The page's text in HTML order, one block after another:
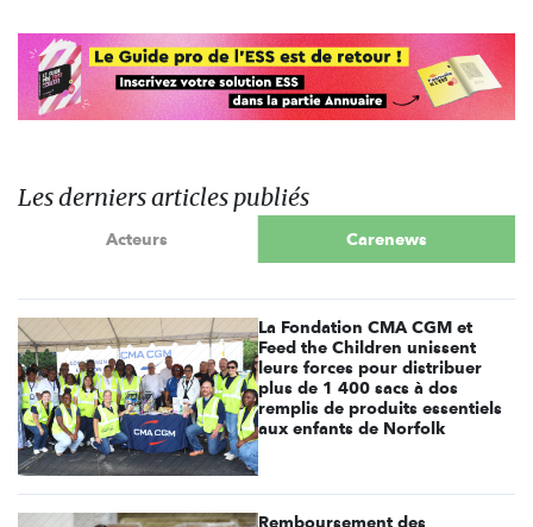
Les derniers articles publiés
Acteurs Carenews
La Fondation CMA CGM et
Feed the Children unissent
leurs forces pour distribuer
plus de 1 400 sacs à dos
remplis de produits essentiels
aux enfants de Norfolk
Remboursement des